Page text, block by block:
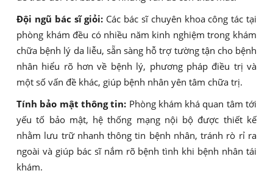
Đội ngũ bác sĩ giỏi: Các bác sĩ chuyên khoa công tác tại
phòng khám đều có nhiều năm kinh nghiệm trong khám
chữa bệnh lý da liễu, sẵn sàng hỗ trợ tường tận cho bệnh
nhân hiểu rõ hơn về bệnh lý, phương pháp điều trị và
một số vấn đề khác, giúp bệnh nhân yên tâm chữa trị.
Tính bảo mật thông tin: Phòng khám khá quan tâm tới
yếu tố bảo mật, hệ thống mạng nội bộ được thiết kế
nhằm lưu trữ nhanh thông tin bệnh nhân, tránh rò rỉ ra
ngoài và giúp bác sĩ nắm rõ bệnh tình khi bệnh nhân tái
khám.